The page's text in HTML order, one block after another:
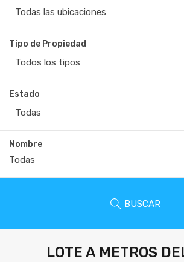
Todas las ubicaciones
Tipo de Propiedad
Todos los tipos
Estado
Todas
Nombre
BUSCAR
LOTE A METROS